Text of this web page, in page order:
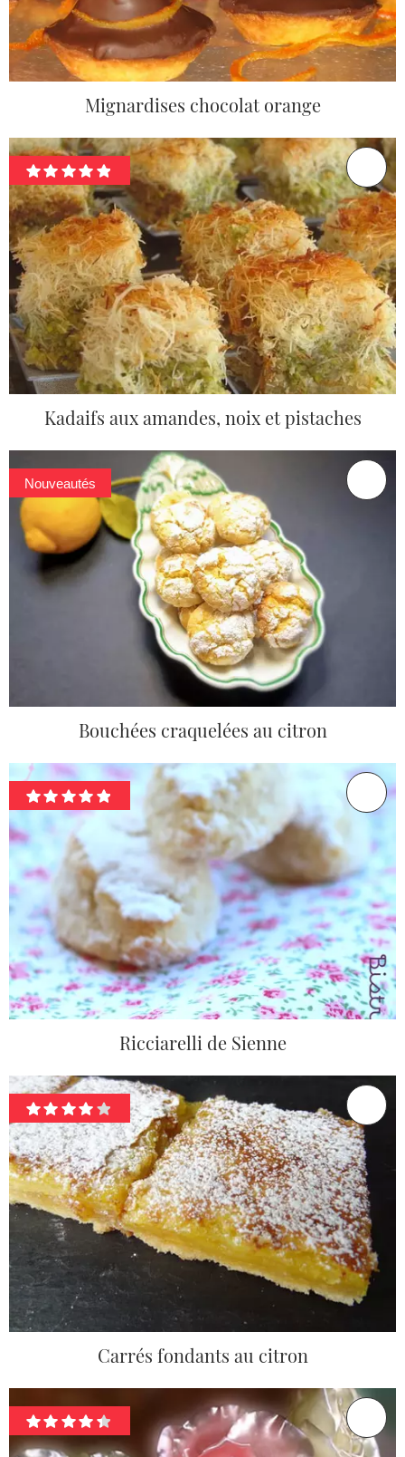
Mignardises chocolat orange
Kadaifs aux amandes, noix et pistaches
Nouveautés
Bouchées craquelées au citron
Ricciarelli de Sienne
Carrés fondants au citron